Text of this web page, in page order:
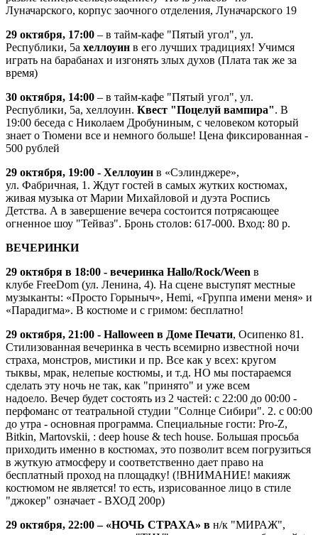
Луначарского, корпус заочного отделения, Луначарского 19
29 октября, 17:00 – в тайм-кафе "Пятый угол", ул.
Республики, 5а хеллоуин в его лучших традициях! Учимся
играть на барабанах и изгонять злых духов (Плата так же за
время)
30 октября, 14:00 – в тайм-кафе "Пятый угол", ул.
Республики, 5а, хеллоуин. Квест "Поцелуй вампира". В
19:00 беседа с Николаем Дробуниным, с человеком который
знает о Тюмени все и немного больше! Цена фиксированная -
500 рублей
29 октября, 19:00 - Хеллоуин в «Сэлинджере»,
ул. Фабричная, 1. Ждут гостей в самых жутких костюмах,
живая музыка от Марии Михайловой и дуэта Роспись
Детства. А в завершение вечера состоится потрясающее
огненное шоу "Тейваз". Бронь столов: 617-000. Вход: 80 р.
ВЕЧЕРИНКИ
29 октября в 18:00 - вечеринка Hallo/Rock/Ween в
клубе FreeDom (ул. Ленина, 4). На сцене выступят местные
музыканты: «Просто Горыныч», Hemi, «Группа имени меня» и
«Парадигма». В костюме и с гримом: бесплатно!
29 октября, 21:00 - Halloween в Доме Печати, Осипенко 81.
Стилизованная вечеринка в честь всемирно известной ночи
страха, монстров, мистики и пр. Все как у всех: кругом
тыквы, мрак, нелепые костюмы, и т.д. НО мы постараемся
сделать эту ночь не так, как "принято" и уже всем
надоело. Вечер будет состоять из 2 частей: с 22:00 до 00:00 -
перфоманс от театральной студии "Солнце Сибири". 2. с 00:00
до утра - основная программа. Специальные гости: Pro-Z,
Bitkin, Martovskii, : deep house & tech house. Большая просьба
приходить именно в костюмах, это позволит всем погрузиться
в жуткую атмосферу и соответственно дает право на
бесплатный проход на площадку! (!ВНИМАНИЕ! макияж
костюмом не является! то есть, изрисованное лицо в стиле
"джокер" означает - ВХОД 200р)
29 октября, 22:00 – «НОЧЬ СТРАХА» в н/к "МИРАЖ",